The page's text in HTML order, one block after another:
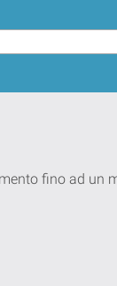
fino ad un